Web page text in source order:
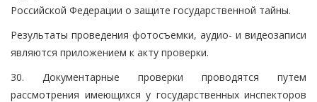
Российской Федерации о защите государственной тайны.
Результаты проведения фотосъемки, аудио- и видеозаписи
являются приложением к акту проверки.
30. Документарные проверки проводятся путем
рассмотрения имеющихся у государственных инспекторов